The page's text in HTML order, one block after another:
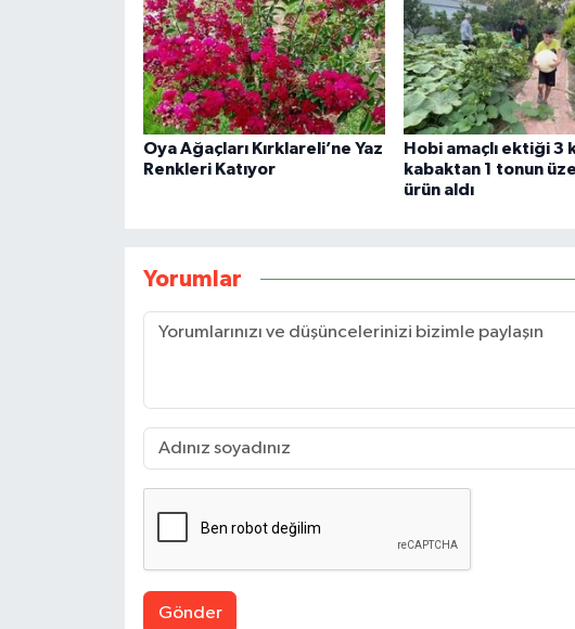
Oya Ağaçları Kırklareli’ne Yaz
Renkleri Katıyor
Hobi amaçlı ektiği 3
kabaktan 1 tonun
ürün aldı
Yorumlar
Gönder